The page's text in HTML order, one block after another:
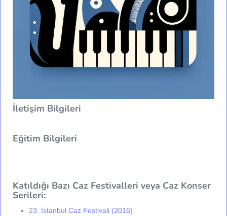
İletişim Bilgileri
Eğitim Bilgileri
Katıldığı Bazı Caz Festivalleri veya Caz Konser
Serileri:
23. İstanbul Caz Festivali (2016)